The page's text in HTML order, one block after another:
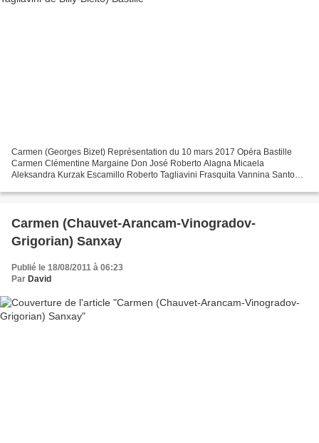
Carmen (Georges Bizet) Représentation du 10 mars 2017 Opéra Bastille
Carmen Clémentine Margaine Don José Roberto Alagna Micaela
Aleksandra Kurzak Escamillo Roberto Tagliavini Frasquita Vannina Santoni
Carmen (Chauvet-Arancam-Vinogradov-
Grigorian) Sanxay
Publié le 18/08/2011 à 06:23
Par David